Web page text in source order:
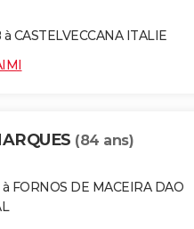
CASTELVECCANA ITALIE
(84 ans)
à FORNOS DE MACEIRA DAO